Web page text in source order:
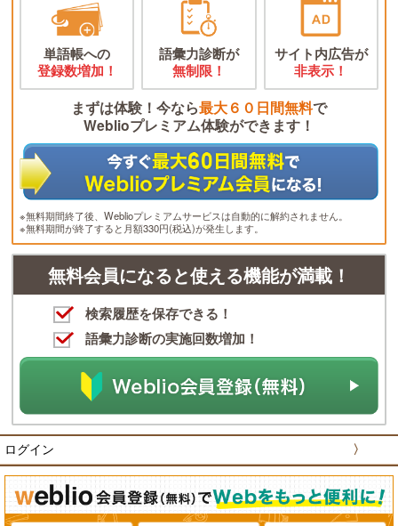
単語帳への
登録数増加！
語彙力診断が
無制限！
サイト内広告が
非表示！
まずは体験！今なら最大６０日間無料で
Weblioプレミアム体験ができます！
※無料期間終了後、Weblioプレミアムサービスは自動的に解約されません。
※無料期間が終了すると月額330円(税込)が発生します。
無料会員になると使える機能が満載！
検索履歴を保存できる！
語彙力診断の実施回数増加！
ログイン 〉